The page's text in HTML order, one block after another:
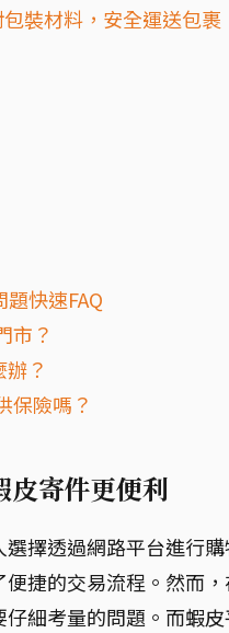
裝材料，安全運送包裹
快速FAQ
市？
？
保險嗎？
寄件更便利
擇透過網路平台進行
捷的交易流程。然而
細考量的問題。而蝦